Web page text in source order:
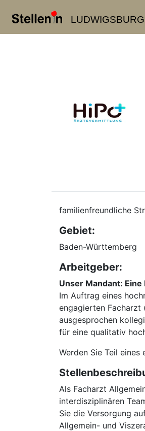
LUDWIGSBURG
familienfreundliche
Gebiet:
Baden-Württemberg
Arbeitgeber:
Unser Mandant:
Im Auftrag eines
engagierten Facharzt
ausgesprochen
für eine qualitativ
Werden Sie Teil
Als Facharzt
interdisziplinären
Sie die Versorgung
Allgemein- und